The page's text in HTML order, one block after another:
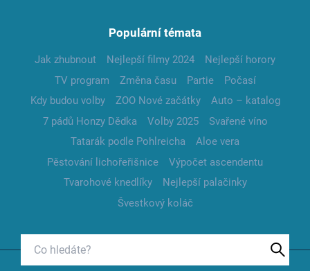
Populární témata
Jak zhubnout Nejlepší filmy 2024
Nejlepší horory
TV program
Změna času Partie
Počasí
Kdy budou volby
ZOO Nové začátky
Auto – katalog
7 pádů Honzy Dědka
Volby 2025
Svařené víno
Tatarák podle Pohlreicha
Aloe vera
Pěstování lichořeřišnice
Výpočet ascendentu
Tvarohové knedlíky
Nejlepší palačinky
Švestkový koláč